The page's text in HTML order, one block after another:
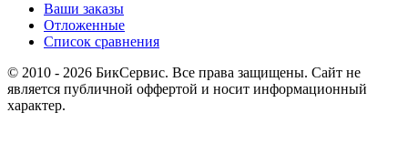
Ваши заказы
Отложенные
Список сравнения
© 2010 - 2026 БикСервис. Все права защищены. Сайт не
является публичной оффертой и носит информационный
характер.